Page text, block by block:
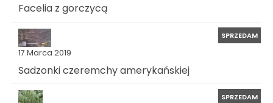
Facelia z gorczycą
17 Marca 2019
SPRZEDAM
Sadzonki czeremchy amerykańskiej
SPRZEDAM